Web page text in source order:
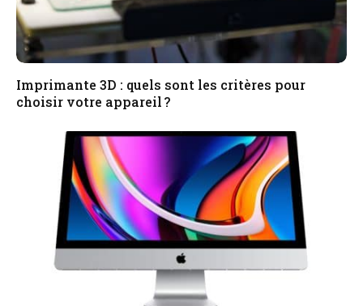
Imprimante 3D : quels sont les critères pour
choisir votre appareil ?